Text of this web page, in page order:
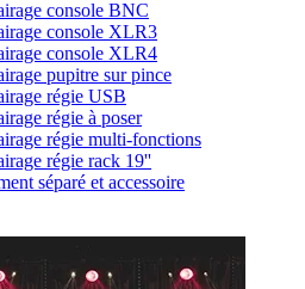
console BNC
console XLR3
console XLR4
pupitre sur pince
régie USB
régie à poser
régie multi-fonctions
régie rack 19''
séparé et accessoire